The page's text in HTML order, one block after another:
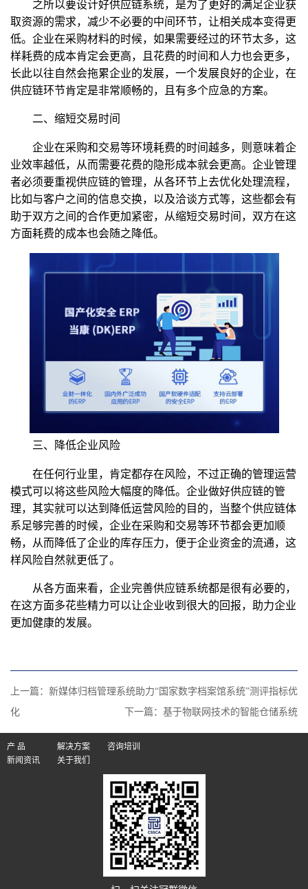
之所以要设计好供应链系统，是为了更好的满足企业获
取资源的需求，减少不必要的中间环节，让相关成本变得更
低。企业在采购材料的时候，如果需要经过的环节太多，这
样耗费的成本肯定会更高，且花费的时间和人力也会更多，
长此以往自然会拖累企业的发展，一个发展良好的企业，在
供应链环节肯定是非常顺畅的，且有多个应急的方案。
二、缩短交易时间
企业在采购和交易等环境耗费的时间越多，则意味着企
业效率越低，从而需要花费的隐形成本就会更高。企业管理
者必须要重视供应链的管理，从各环节上去优化处理流程，
比如与客户之间的信息交换，以及洽谈方式等，这些都会有
助于双方之间的合作更加紧密，从缩短交易时间，双方在这
方面耗费的成本也会随之降低。
三、降低企业风险
在任何行业里，肯定都存在风险，不过正确的管理运营
模式可以将这些风险大幅度的降低。企业做好供应链的管
理，其实就可以达到降低运营风险的目的，当整个供应链体
系足够完善的时候，企业在采购和交易等环节都会更加顺
畅，从而降低了企业的库存压力，便于企业资金的流通，这
样风险自然就更低了。
从各方面来看，企业完善供应链系统都是很有必要的，
在这方面多花些精力可以让企业收到很大的回报，助力企业
更加健康的发展。
上一篇： 新媒体归档管理系统助力“国家数字档案馆系统”测评指标优
化
下一篇： 基于物联网技术的智能仓储系统
产 品 解决方案
咨询培训
新闻资讯
关于我们